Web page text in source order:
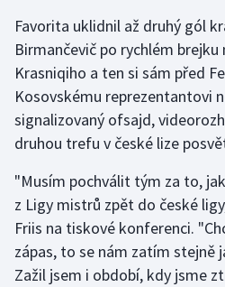
Favorita uklidnil až druhý gól
Birmančevič po rychlém brejku
Krasniqiho a ten si sám před
Kosovskému reprezentantovi
signalizovaný ofsajd,
druhou trefu v české lize
"Musím pochválit tým za to,
z Ligy mistrů zpět do české
Friis na tiskové konferenci.
zápas, to se nám zatím stejně
Zažil jsem i období, kdy jsme